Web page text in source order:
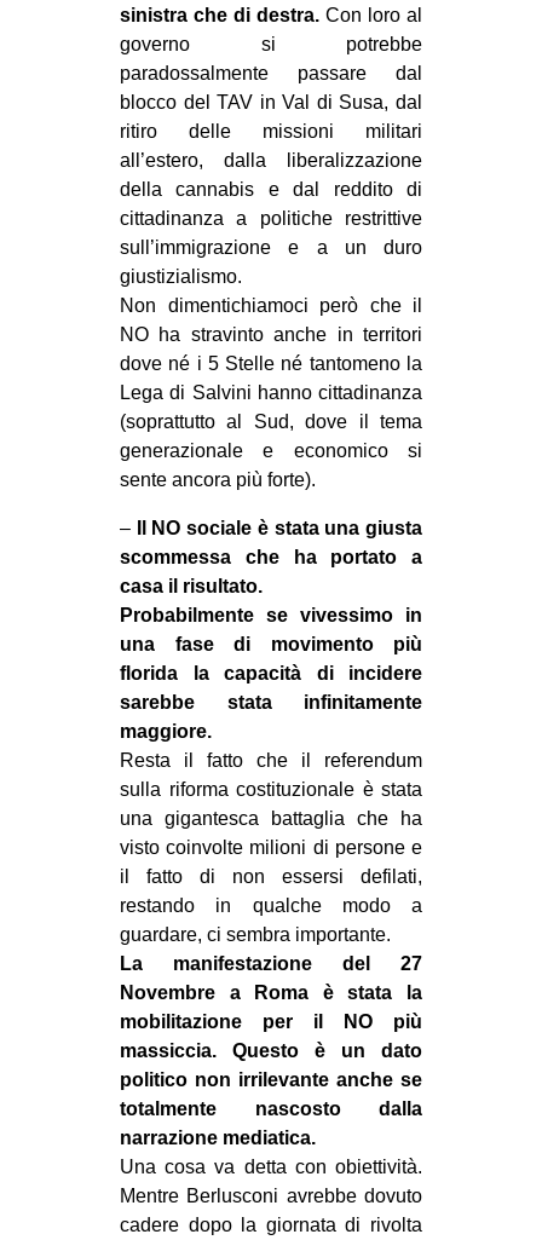
sinistra che di destra. Con loro al
governo si potrebbe
paradossalmente passare dal
blocco del TAV in Val di Susa, dal
ritiro delle missioni militari
all’estero, dalla liberalizzazione
della cannabis e dal reddito di
cittadinanza a politiche restrittive
sull’immigrazione e a un duro
giustizialismo.
Non dimentichiamoci però che il
NO ha stravinto anche in territori
dove né i 5 Stelle né tantomeno la
Lega di Salvini hanno cittadinanza
(soprattutto al Sud, dove il tema
generazionale e economico si
sente ancora più forte).
–
Il NO sociale è stata una giusta
scommessa che ha portato a
casa il risultato.
Probabilmente se vivessimo in
una fase di movimento più
florida la capacità di incidere
sarebbe stata infinitamente
maggiore.
Resta il fatto che il referendum
sulla riforma costituzionale è stata
una gigantesca battaglia che ha
visto coinvolte milioni di persone e
il fatto di non essersi defilati,
restando in qualche modo a
guardare, ci sembra importante.
La manifestazione del 27
Novembre a Roma è stata la
mobilitazione per il NO più
massiccia. Questo è un dato
politico non irrilevante anche se
totalmente nascosto dalla
narrazione mediatica.
Una cosa va detta con obiettività.
Mentre Berlusconi avrebbe dovuto
cadere dopo la giornata di rivolta